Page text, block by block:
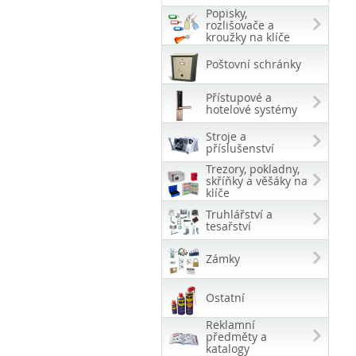
Popisky,
rozlišovače a
kroužky na klíče
Poštovní schránky
Přístupové a
hotelové systémy
Stroje a
příslušenství
Trezory, pokladny,
skříňky a věšáky na
klíče
Truhlářství a
tesařství
Zámky
Ostatní
Reklamní
předměty a
katalogy